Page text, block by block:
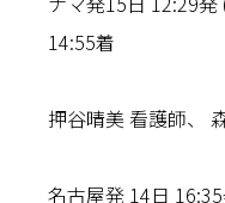
14:55着
押谷晴美 看護師、
名古屋発 14日